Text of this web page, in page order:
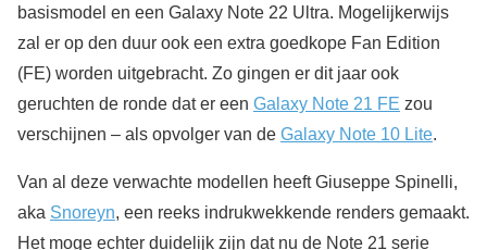
basismodel en een Galaxy Note 22 Ultra. Mogelijkerwijs
zal er op den duur ook een extra goedkope Fan Edition
(FE) worden uitgebracht. Zo gingen er dit jaar ook
geruchten de ronde dat er een Galaxy Note 21 FE zou
verschijnen – als opvolger van de Galaxy Note 10 Lite.
Van al deze verwachte modellen heeft Giuseppe Spinelli,
aka Snoreyn, een reeks indrukwekkende renders gemaakt.
Het moge echter duidelijk zijn dat nu de Note 21 serie